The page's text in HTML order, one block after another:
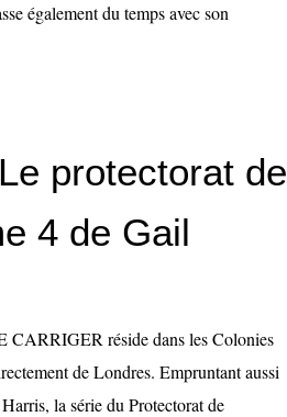
également du temps avec son
protectorat de
4 de Gail
réside dans les Colonies
de Londres. Empruntant aussi
la série du Protectorat de